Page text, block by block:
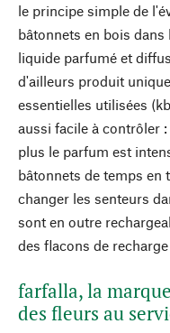
le principe simple de
bâtonnets en bois
liquide parfumé et
d'ailleurs produit
essentielles utilisées
aussi facile à contrôler
plus le parfum est
bâtonnets de temps en
changer les senteurs
sont en outre
des flacons de
farfalla, la
des fleurs au